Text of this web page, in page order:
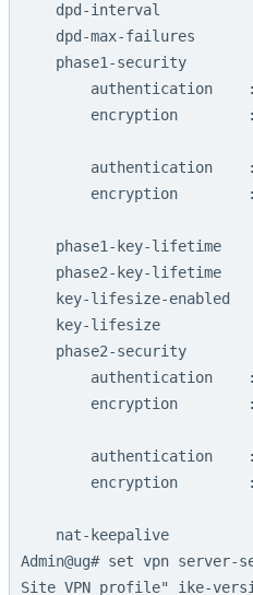
Admin@ug# set vpn